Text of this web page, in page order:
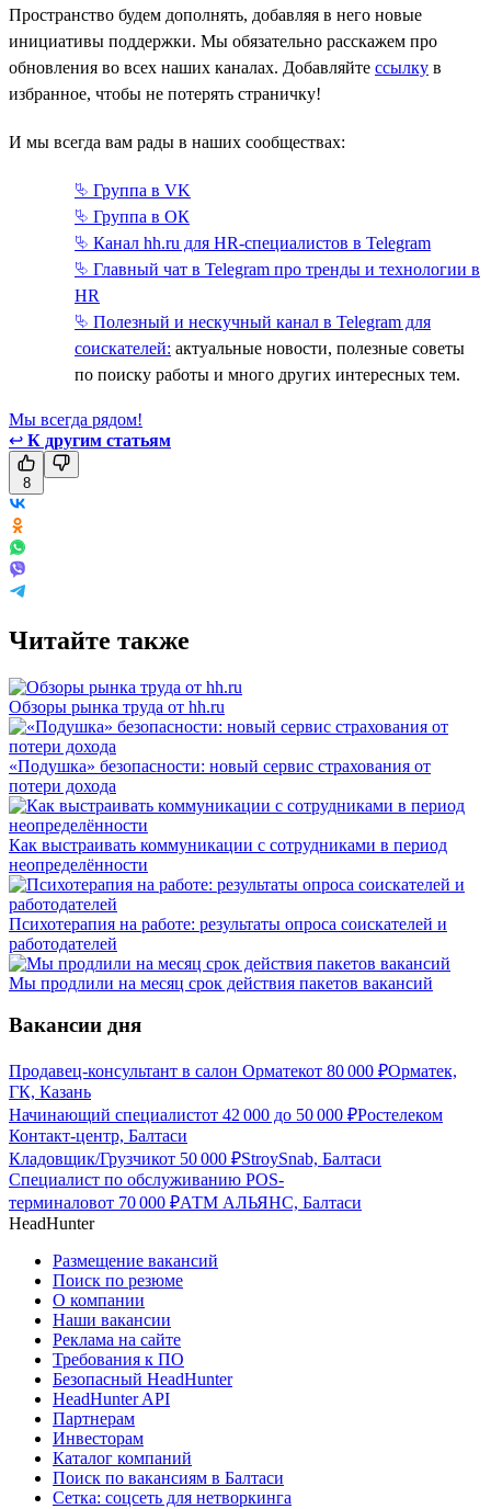
Пространство будем дополнять, добавляя в него новые
инициативы поддержки. Мы обязательно расскажем про
обновления во всех наших каналах. Добавляйте ссылку в
избранное, чтобы не потерять страничку!
И мы всегда вам рады в наших сообществах:
⮱ Группа в VK
⮱ Группа в ОК
⮱ Канал hh.ru для HR-специалистов в Telegram
⮱ Главный чат в Telegram про тренды и технологии в
HR
⮱ Полезный и нескучный канал в Telegram для
соискателей: актуальные новости, полезные советы
по поиску работы и много других интересных тем.
Мы всегда рядом!
↩ К другим статьям
8
Читайте также
Обзоры рынка труда от hh.ru
«Подушка» безопасности: новый сервис страхования от
потери дохода
Как выстраивать коммуникации с сотрудниками в период
неопределённости
Психотерапия на работе: результаты опроса соискателей и
работодателей
Мы продлили на месяц срок действия пакетов вакансий
Вакансии дня
Продавец-консультант в салон Орматекот 80 000 ₽Орматек,
ГК, Казань
Начинающий специалистот 42 000 до 50 000 ₽Ростелеком
Контакт-центр, Балтаси
Кладовщик/Грузчикот 50 000 ₽StroySnab, Балтаси
Специалист по обслуживанию POS-
терминаловот 70 000 ₽АТМ АЛЬЯНС, Балтаси
HeadHunter
Размещение вакансий
Поиск по резюме
О компании
Наши вакансии
Реклама на сайте
Требования к ПО
Безопасный HeadHunter
HeadHunter API
Партнерам
Инвесторам
Каталог компаний
Поиск по вакансиям в Балтаси
Сетка: соцсеть для нетворкинга